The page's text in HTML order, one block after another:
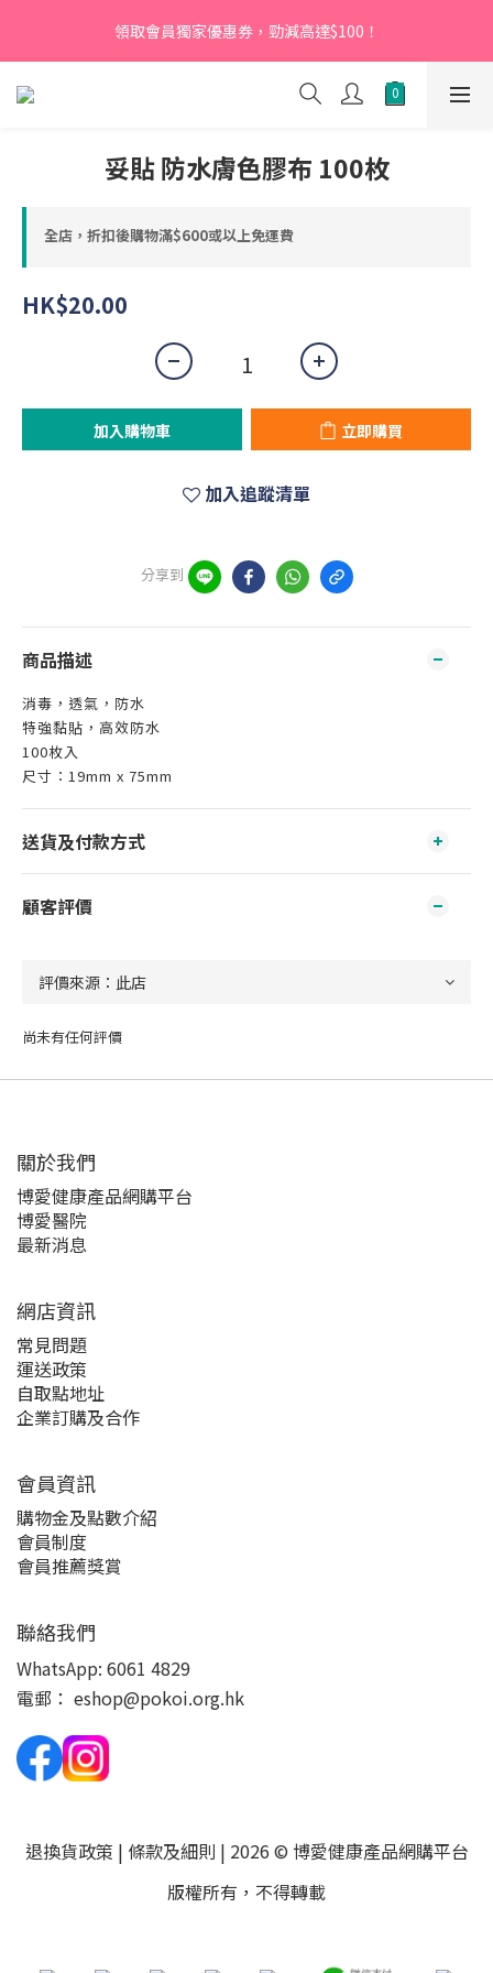
【新會員】即日起至2026月12月31日，首次下單輸入優惠碼
「NEW95」即可享95折
領取會員獨家優惠券，勁減高達$100！
【新會員】即日起至2026月12月31日，首次下單輸入優惠碼
「NEW95」即可享95折
妥貼 防水膚色膠布 100枚
全店，折扣後購物滿$600或以上免運費
HK$20.00
加入購物車 立即購買
加入追蹤清單
分享到
商品描述
消毒，透氣，防水
特強黏貼，高效防水
100枚入
尺寸：19mm x 75mm
送貨及付款方式
顧客評價
尚未有任何評價
關於我們‎
博愛健康產品網購平台
博愛醫院
最新消息
網店資訊
常見問題
運送政策
自取點地址
企業訂購及合作
會員資訊
購物金及點數介紹
會員制度
會員推薦獎賞
聯絡我們
WhatsApp: 6061 4829
電郵： eshop@pokoi.org.hk
退換貨政策 | 條款及細則 | 2026 © 博愛健康產品網購平台
版權所有，不得轉載